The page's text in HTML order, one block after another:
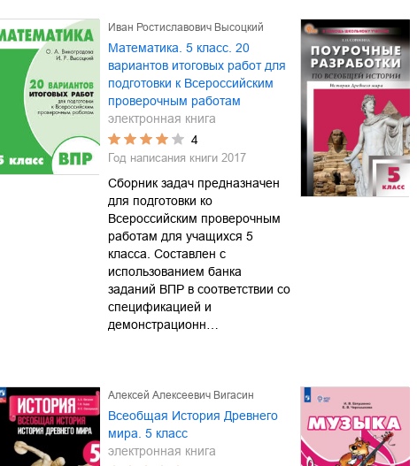
Иван Ростиславович Высоцкий
Математика. 5 класс. 20
вариантов итоговых работ для
подготовки к Всероссийским
проверочным работам
электронная книга
4
Год написания книги 2017
Сборник задач предназначен
для подготовки ко
Всероссийским проверочным
работам для учащихся 5
класса. Составлен с
использованием банка
заданий ВПР в соответствии со
спецификацией и
демонстрационн…
Алексей Алексеевич Вигасин
Всеобщая История Древнего
мира. 5 класс
электронная книга